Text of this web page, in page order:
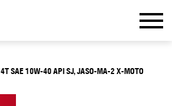
4Т SAE 10W-40 API SJ, JASO-MA-2 X-MOTO